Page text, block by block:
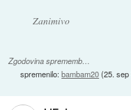
Zanimivo
Zgodovina sprememb…
spremenilo:bambam20(25. sep